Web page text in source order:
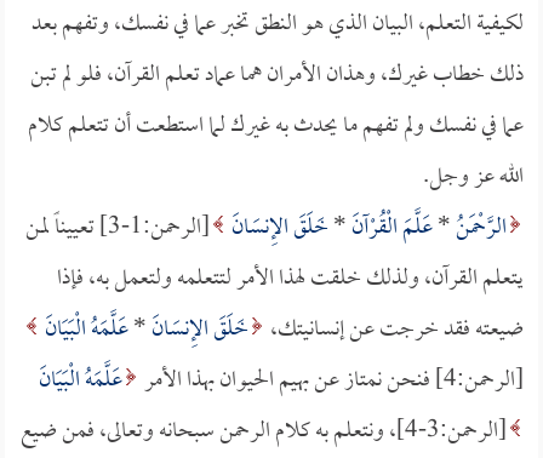
لكيفية التعلم، البيان الذي هو النطق تخبر عما في نفسك، وتفهم بعد
ذلك خطاب غيرك، وهذان الأمران هما عماد تعلم القرآن، فلو لم تبن
عما في نفسك ولم تفهم ما يحدث به غيرك لما استطعت أن تتعلم كلام
الله عز وجل.
الرَّحْمَنُ*عَلَّمَ الْقُرْآنَ*خَلَقَ الإِنسَانَ
[الرحمن:1-3] تعييناً لمن
يتعلم القرآن، ولذلك خلقت لهذا الأمر لتتعلمه ولتعمل به، فإذا
ضيعته فقد خرجت عن إنسانيتك، خَلَقَ الإِنسَانَ*عَلَّمَهُ الْبَيَانَ
[الرحمن:4] فنحن نمتاز عن بهيم الحيوان بهذا الأمر
عَلَّمَهُ الْبَيَانَ
[الرحمن:3-4]، ونتعلم به كلام الرحمن سبحانه وتعالى، فمن ضيع